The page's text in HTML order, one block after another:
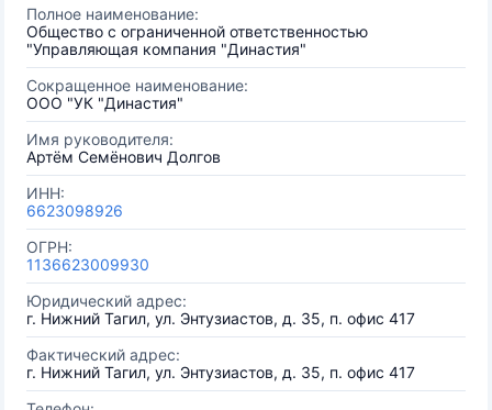
Полное наименование:
Общество с ограниченной ответственностью
"Управляющая компания "Династия"
Сокращенное наименование:
ООО "УК "Династия"
Имя руководителя:
Артём Семёнович Долгов
ИНН:
6623098926
ОГРН:
1136623009930
Юридический адрес:
г. Нижний Тагил, ул. Энтузиастов, д. 35, п. офис 417
Фактический адрес:
г. Нижний Тагил, ул. Энтузиастов, д. 35, п. офис 417